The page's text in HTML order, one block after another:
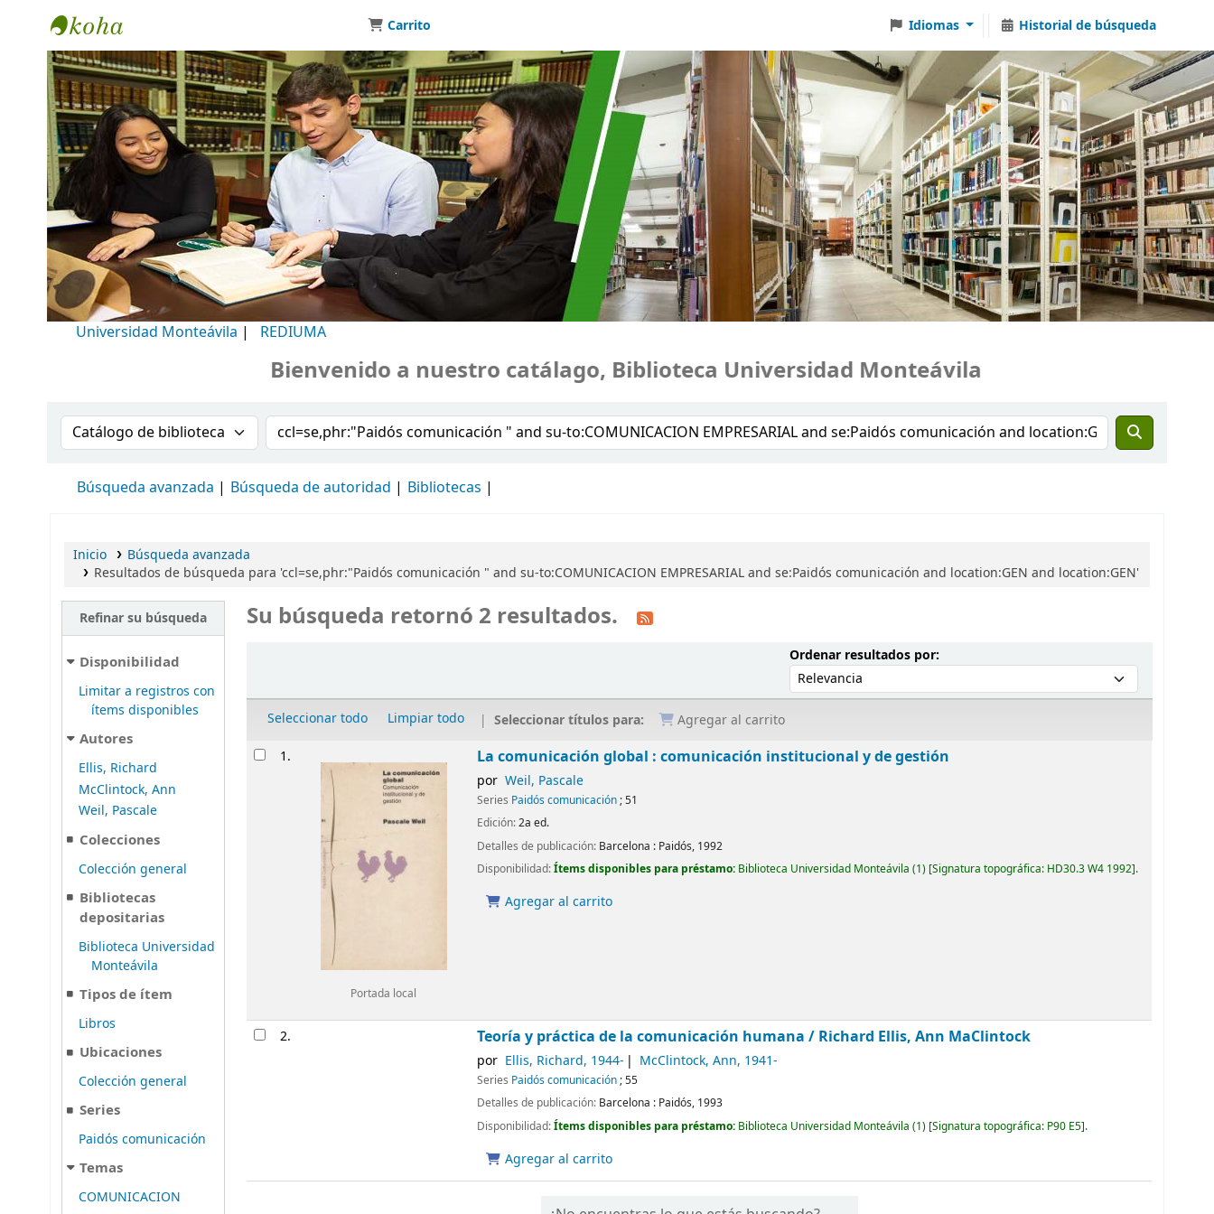
Biblioteca Universidad Monteávila
Carrito Idiomas Historial de búsqueda
Universidad Monteávila | REDIUMA
Bienvenido a nuestro catálago, Biblioteca Universidad Monteávila
Buscar en el catálogo por:Buscar en el catálogo
Búsqueda avanzada Búsqueda de autoridad Bibliotecas
Inicio
Búsqueda avanzada
Resultados de búsqueda para 'ccl=se,phr:"Paidós comunicación " and su-to:COMUNICACION EMPRESARIAL and se:Paidós comunicación and location:GEN and location:GEN'
Refinar su búsqueda
Disponibilidad
Limitar a registros con
ítems disponibles
Autores
Ellis, Richard
McClintock, Ann
Weil, Pascale
Colecciones
Colección general
Bibliotecas
depositarias
Biblioteca Universidad
Monteávila
Tipos de ítem
Libros
Ubicaciones
Colección general
Series
Paidós comunicación
Temas
COMUNICACION
Su búsqueda retornó 2 resultados.
Ordenar resultados por:Ordenar por:
Seleccionar todo Limpiar todo Seleccionar títulos para: Agregar al carrito
Resultados
1.
Portada local
La comunicación global : comunicación institucional y de gestión
por Weil, Pascale
Series Paidós comunicación; 51
Edición:2a ed.
Detalles de publicación: Barcelona : Paidós, 1992
Disponibilidad:Ítems disponibles para préstamo: Biblioteca Universidad Monteávila (1) Signatura topográfica: HD30.3 W4 1992 .
Agregar al carrito
2. Teoría y práctica de la comunicación humana / Richard Ellis, Ann MaClintock
por Ellis, Richard, 1944- McClintock, Ann, 1941-
Series Paidós comunicación; 55
Detalles de publicación: Barcelona : Paidós, 1993
Disponibilidad:Ítems disponibles para préstamo: Biblioteca Universidad Monteávila (1) Signatura topográfica: P90 E5 .
Agregar al carrito